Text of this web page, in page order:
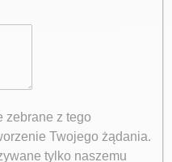
zebrane z tego
Twojego żądania.
tylko naszemu